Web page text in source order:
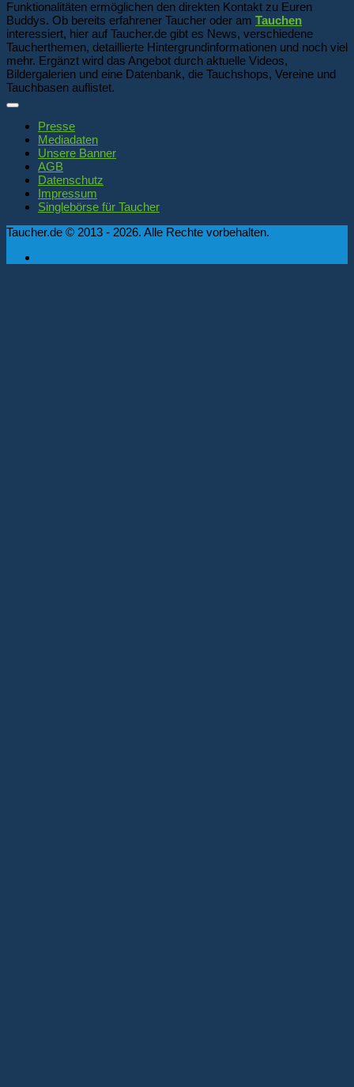
Funktionalitäten ermöglichen den direkten Kontakt zu Euren
Buddys. Ob bereits erfahrener Taucher oder am Tauchen
interessiert, hier auf Taucher.de gibt es News, verschiedene
Taucherthemen, detaillierte Hintergrundinformationen und noch viel
mehr. Ergänzt wird das Angebot durch aktuelle Videos,
Bildergalerien und eine Datenbank, die Tauchshops, Vereine und
Tauchbasen auflistet.
Presse
Mediadaten
Unsere Banner
AGB
Datenschutz
Impressum
Singlebörse für Taucher
Taucher.de © 2013 - 2026. Alle Rechte vorbehalten.